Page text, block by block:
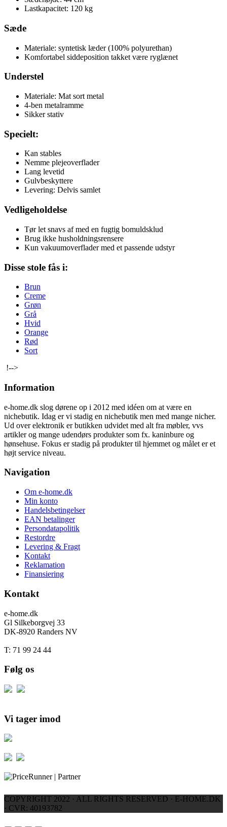
Lastkapacitet: 120 kg
Sæde
Materiale: syntetisk læder (100% polyurethan)
Komfortabel siddeposition takket være ryglænet
Understel
Materiale: Mat sort metal
4-ben metalramme
Sikker stativ
Specielt:
Kan stables
Nemme plejeoverflader
Lang levetid
Gulvbeskyttere
Levering: Delvis samlet
Vedligeholdelse
Tør let snavs af med en fugtig bomuldsklud
Brug ikke husholdningsrensere
Kun vakuumoverflader med et passende udstyr
Disse stole fås i:
Brun
Creme
Grøn
Grå
Hvid
Orange
Rød
Sort
!-->
Information
e-home.dk slog dørene op i 2012 med idéen om at være en
nichebutik. Idag er vi stadig en nichebutik men med mange nicher.
Ud over elektronik er butikken udvidet med alt fra møbler, vvs
artikler og mange udendørs produkter som fx. kaninbure og
hønsehuse. Fokus er stadig på produkter til hjemmet og målet er et
højt service niveau.
Navigation
Om e-home.dk
Min konto
Handelsbetingelser
EAN betalinger
Persondatapolitik
Restordre
Levering & Fragt
Kontakt
Reklamation
Finansiering
Kontakt
e-home.dk
Gl Silkeborgvej 33
DK-8920 Randers NV
T: 71 99 24 44
Følg os
Vi tager imod
COPYRIGHT 2022 · ALL RIGHTS RESERVED · E-HOME.DK
· CVR: 40193782